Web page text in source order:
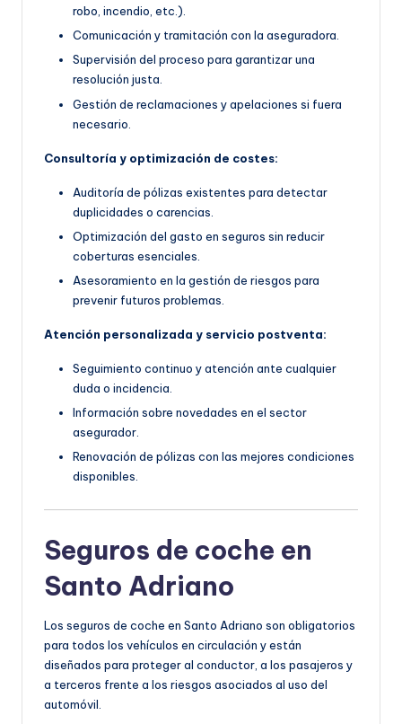
robo, incendio, etc.).
Comunicación y tramitación con la aseguradora.
Supervisión del proceso para garantizar una
resolución justa.
Gestión de reclamaciones y apelaciones si fuera
necesario.
Consultoría y optimización de costes:
Auditoría de pólizas existentes para detectar
duplicidades o carencias.
Optimización del gasto en seguros sin reducir
coberturas esenciales.
Asesoramiento en la gestión de riesgos para
prevenir futuros problemas.
Atención personalizada y servicio postventa:
Seguimiento continuo y atención ante cualquier
duda o incidencia.
Información sobre novedades en el sector
asegurador.
Renovación de pólizas con las mejores condiciones
disponibles.
Seguros de coche en
Santo Adriano
Los seguros de coche en Santo Adriano son obligatorios
para todos los vehículos en circulación y están
diseñados para proteger al conductor, a los pasajeros y
a terceros frente a los riesgos asociados al uso del
automóvil.